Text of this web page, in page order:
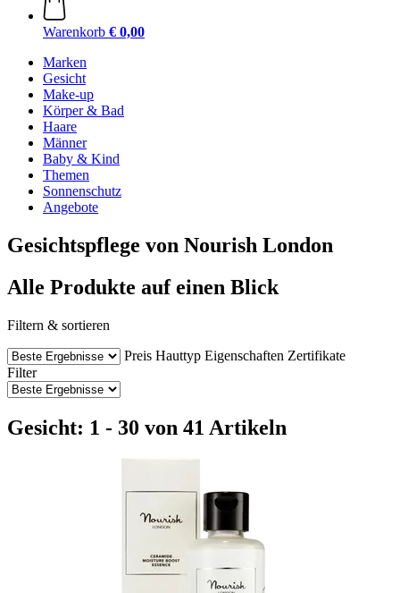
Warenkorb € 0,00
Marken
Gesicht
Make-up
Körper & Bad
Haare
Männer
Baby & Kind
Themen
Sonnenschutz
Angebote
Gesichtspflege von Nourish London
Alle Produkte auf einen Blick
Filtern & sortieren
Preis Hauttyp Eigenschaften Zertifikate
Filter
Gesicht: 1 - 30 von 41 Artikeln